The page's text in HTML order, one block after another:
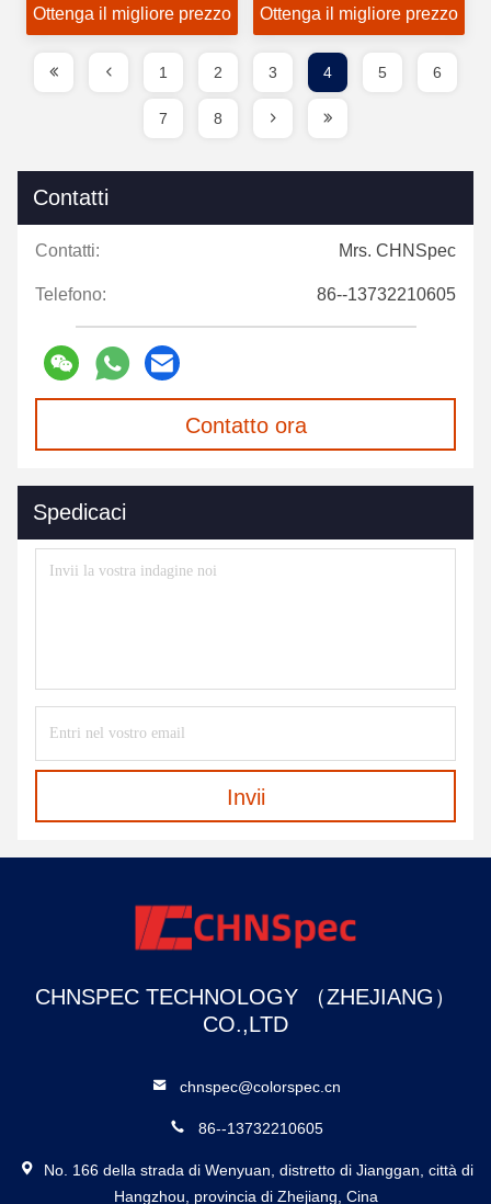
CHNSpec con la
Ottenga il migliore prezzo
corrispondenza di colore
Ottenga il migliore prezzo
1 2 3 4 5 6
7 8
Contatti
Contatti: Mrs. CHNSpec
Telefono: 86--13732210605
Contatto ora
Spedicaci
Invii
CHNSPEC TECHNOLOGY （ZHEJIANG）
CO.,LTD
chnspec@colorspec.cn
86--13732210605
No. 166 della strada di Wenyuan, distretto di Jianggan, città di
Hangzhou, provincia di Zhejiang, Cina